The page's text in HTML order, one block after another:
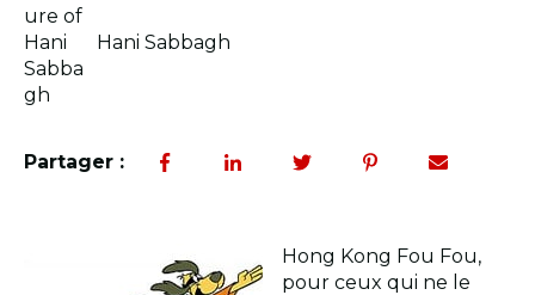
Hani Sabbagh
Partager :
Hong Kong Fou Fou,
pour ceux qui ne le